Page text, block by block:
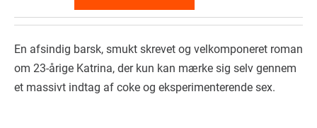
En afsindig barsk, smukt skrevet og velkomponeret roman
om 23-årige Katrina, der kun kan mærke sig selv gennem
et massivt indtag af coke og eksperimenterende sex.